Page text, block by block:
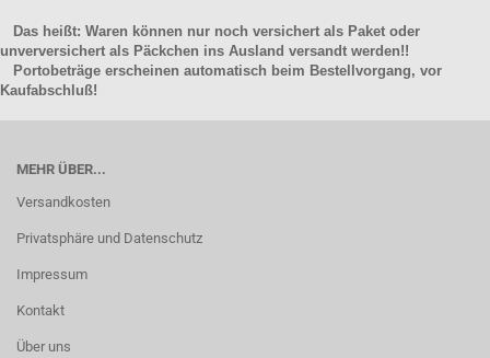
Das heißt: Waren können nur noch versichert als Paket oder
unverversichert als Päckchen ins Ausland versandt werden!!
Portobeträge erscheinen automatisch beim Bestellvorgang, vor
Kaufabschluß!
MEHR ÜBER...
Versandkosten
Privatsphäre und Datenschutz
Impressum
Kontakt
Über uns